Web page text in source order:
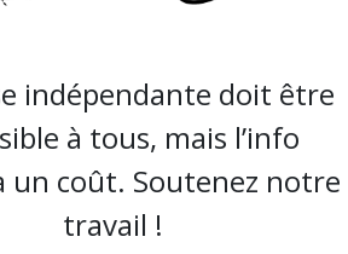
sont gratuits car nous
la presse
indépendante doit être
à tous, mais l’info
un coût. Soutenez notre
travail !